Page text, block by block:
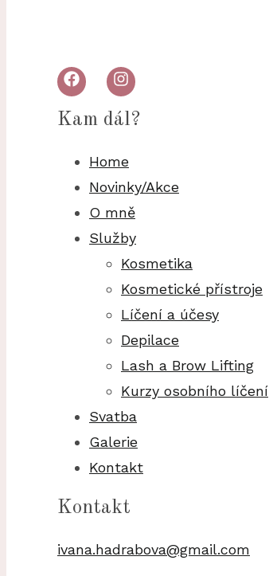
Kam dál?
Home
Novinky/Akce
O mně
Služby
Kosmetika
Kosmetické přístroje
Líčení a účesy
Depilace
Lash a Brow Lifting
Kurzy osobního líčení
Svatba
Galerie
Kontakt
Kontakt
ivana.hadrabova@gmail.com